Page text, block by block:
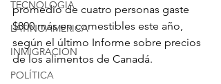
TECNOLOGIA
LATINOAMERICA
INMIGRACION
POLÍTICA
promedio de cuatro personas gaste
$800 más en comestibles este año,
según el último Informe sobre precios
de los alimentos de Canadá.